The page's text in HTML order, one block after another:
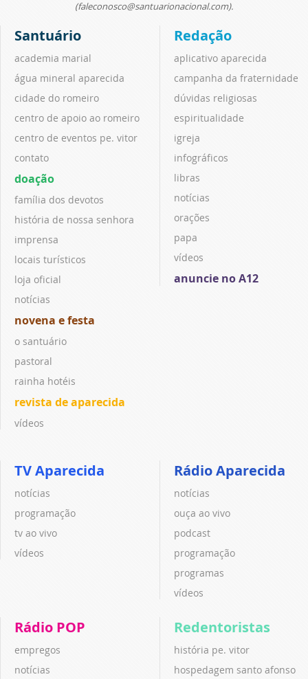
(faleconosco@santuarionacional.com).
Santuário
academia marial
água mineral aparecida
cidade do romeiro
centro de apoio ao romeiro
centro de eventos pe. vitor
contato
doação
família dos devotos
história de nossa senhora
imprensa
locais turísticos
loja oficial
notícias
novena e festa
o santuário
pastoral
rainha hotéis
revista de aparecida
vídeos
Redação
aplicativo aparecida
campanha da fraternidade
dúvidas religiosas
espiritualidade
igreja
infográficos
libras
notícias
orações
papa
vídeos
anuncie no A12
TV Aparecida
notícias
programação
tv ao vivo
vídeos
Rádio Aparecida
notícias
ouça ao vivo
podcast
programação
programas
vídeos
Rádio POP
empregos
notícias
Redentoristas
história pe. vitor
hospedagem santo afonso